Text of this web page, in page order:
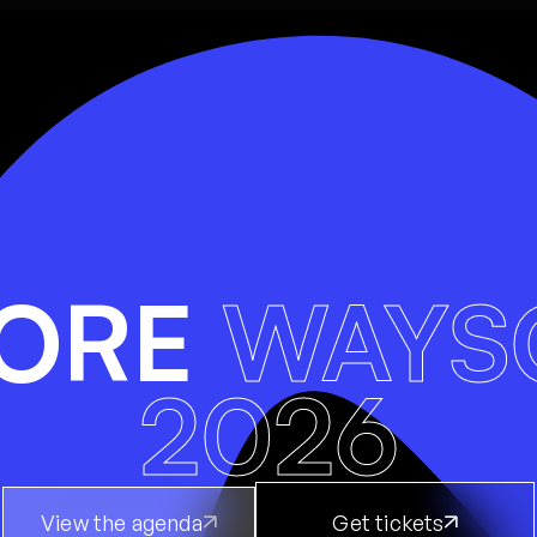
2026
View the agenda Get tickets